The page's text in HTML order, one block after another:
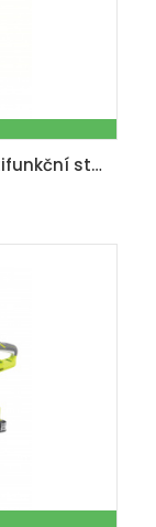
C-PHTS410-X - 20 V IXES aku multifunkční stroj 2v1 (bez baterie a nabíječky)